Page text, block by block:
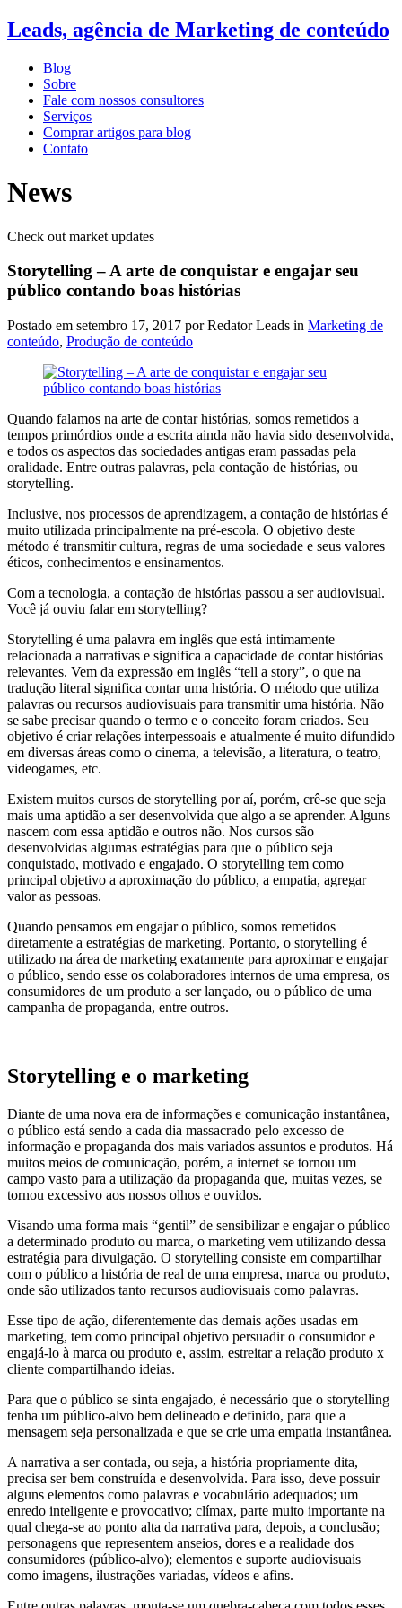
Leads, agência de Marketing de conteúdo
Blog
Sobre
Fale com nossos consultores
Serviços
Comprar artigos para blog
Contato
News
Check out market updates
Storytelling – A arte de conquistar e engajar seu
público contando boas histórias
Postado em setembro 17, 2017 por Redator Leads in Marketing de
conteúdo, Produção de conteúdo
Quando falamos na arte de contar histórias, somos remetidos a
tempos primórdios onde a escrita ainda não havia sido desenvolvida,
e todos os aspectos das sociedades antigas eram passadas pela
oralidade. Entre outras palavras, pela contação de histórias, ou
storytelling.
Inclusive, nos processos de aprendizagem, a contação de histórias é
muito utilizada principalmente na pré-escola. O objetivo deste
método é transmitir cultura, regras de uma sociedade e seus valores
éticos, conhecimentos e ensinamentos.
Com a tecnologia, a contação de histórias passou a ser audiovisual.
Você já ouviu falar em storytelling?
Storytelling é uma palavra em inglês que está intimamente
relacionada a narrativas e significa a capacidade de contar histórias
relevantes. Vem da expressão em inglês “tell a story”, o que na
tradução literal significa contar uma história. O método que utiliza
palavras ou recursos audiovisuais para transmitir uma história. Não
se sabe precisar quando o termo e o conceito foram criados. Seu
objetivo é criar relações interpessoais e atualmente é muito difundido
em diversas áreas como o cinema, a televisão, a literatura, o teatro,
videogames, etc.
Existem muitos cursos de storytelling por aí, porém, crê-se que seja
mais uma aptidão a ser desenvolvida que algo a se aprender. Alguns
nascem com essa aptidão e outros não. Nos cursos são
desenvolvidas algumas estratégias para que o público seja
conquistado, motivado e engajado. O storytelling tem como
principal objetivo a aproximação do público, a empatia, agregar
valor as pessoas.
Quando pensamos em engajar o público, somos remetidos
diretamente a estratégias de marketing. Portanto, o storytelling é
utilizado na área de marketing exatamente para aproximar e engajar
o público, sendo esse os colaboradores internos de uma empresa, os
consumidores de um produto a ser lançado, ou o público de uma
campanha de propaganda, entre outros.
Storytelling e o marketing
Diante de uma nova era de informações e comunicação instantânea,
o público está sendo a cada dia massacrado pelo excesso de
informação e propaganda dos mais variados assuntos e produtos. Há
muitos meios de comunicação, porém, a internet se tornou um
campo vasto para a utilização da propaganda que, muitas vezes, se
tornou excessivo aos nossos olhos e ouvidos.
Visando uma forma mais “gentil” de sensibilizar e engajar o público
a determinado produto ou marca, o marketing vem utilizando dessa
estratégia para divulgação. O storytelling consiste em compartilhar
com o público a história de real de uma empresa, marca ou produto,
onde são utilizados tanto recursos audiovisuais como palavras.
Esse tipo de ação, diferentemente das demais ações usadas em
marketing, tem como principal objetivo persuadir o consumidor e
engajá-lo à marca ou produto e, assim, estreitar a relação produto x
cliente compartilhando ideias.
Para que o público se sinta engajado, é necessário que o storytelling
tenha um público-alvo bem delineado e definido, para que a
mensagem seja personalizada e que se crie uma empatia instantânea.
A narrativa a ser contada, ou seja, a história propriamente dita,
precisa ser bem construída e desenvolvida. Para isso, deve possuir
alguns elementos como palavras e vocabulário adequados; um
enredo inteligente e provocativo; clímax, parte muito importante na
qual chega-se ao ponto alta da narrativa para, depois, a conclusão;
personagens que representem anseios, dores e a realidade dos
consumidores (público-alvo); elementos e suporte audiovisuais
como imagens, ilustrações variadas, vídeos e afins.